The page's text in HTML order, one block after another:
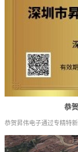
恭
恭贺昇伟电子通过专精特